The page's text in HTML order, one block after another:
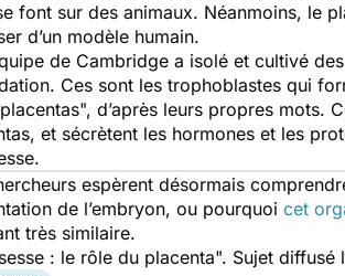
font sur des animaux. Néanmoins, le
d’un modèle humain.
de Cambridge a isolé et cultivé
Ces sont les trophoblastes qui
", d’après leurs propres mots.
et sécrètent les hormones et les
espèrent désormais
de l’embryon, ou pourquoi cet
très similaire.
: le rôle du placenta". Sujet diffusé